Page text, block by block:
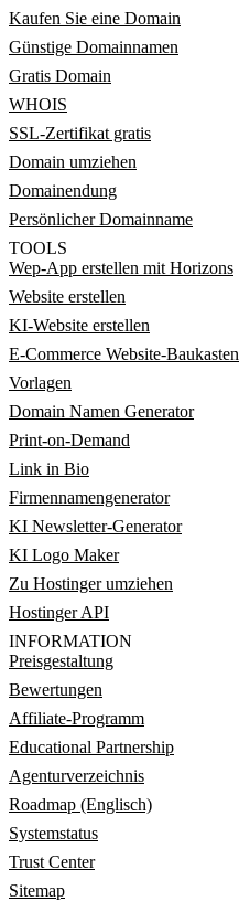
Kaufen Sie eine Domain
Günstige Domainnamen
Gratis Domain
WHOIS
SSL-Zertifikat gratis
Domain umziehen
Domainendung
Persönlicher Domainname
TOOLS
Wep-App erstellen mit Horizons
Website erstellen
KI-Website erstellen
E-Commerce Website-Baukasten
Vorlagen
Domain Namen Generator
Print-on-Demand
Link in Bio
Firmennamengenerator
KI Newsletter-Generator
KI Logo Maker
Zu Hostinger umziehen
Hostinger API
INFORMATION
Preisgestaltung
Bewertungen
Affiliate-Programm
Educational Partnership
Agenturverzeichnis
Roadmap (Englisch)
Systemstatus
Trust Center
Sitemap